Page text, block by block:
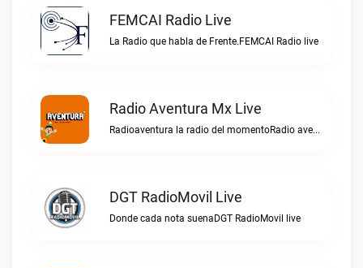
FEMCAI Radio Live
La Radio que habla de Frente.FEMCAI Radio live
Radio Aventura Mx Live
Radioaventura la radio del momentoRadio aventura mx live
DGT RadioMovil Live
Donde cada nota suenaDGT RadioMovil live